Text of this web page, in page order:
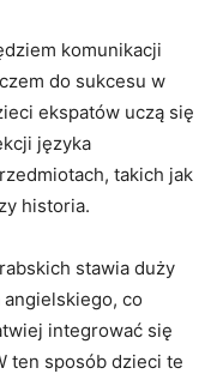
komunikacji
do sukcesu w​
ekspatów uczą się
języka
takich jak
historia.
stawia duży
angielskiego, co
integrować się
⁤ten sposób dzieci te